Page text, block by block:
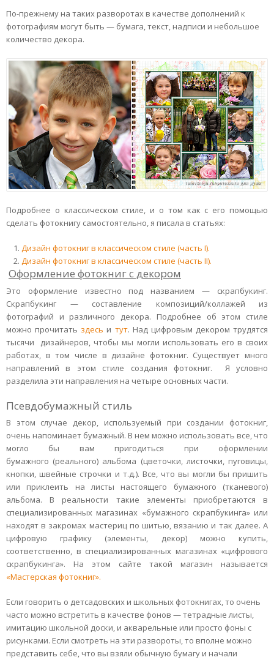
По-прежнему на таких разворотах в качестве дополнений к
фотографиям могут быть — бумага, текст, надписи и небольшое
количество декора.
Подробнее о классическом стиле, и о том как с его помощью
сделать фотокнигу самостоятельно, я писала в статьях:
Дизайн фотокниг в классическом стиле (часть I).
Дизайн фотокниг в классическом стиле (часть II).
Оформление фотокниг с декором
Это оформление известно под названием — скрапбукинг.
Скрапбукинг — составление композиций/коллажей из
фотографий и различного декора. Подробнее об этом стиле
можно прочитать здесь и тут. Над цифровым декором трудятся
тысячи дизайнеров, чтобы мы могли использовать его в своих
работах, в том числе в дизайне фотокниг. Существует много
направлений в этом стиле создания фотокниг. Я условно
разделила эти направления на четыре основных части.
Псевдобумажный стиль
В этом случае декор, используемый при создании фотокниг,
очень напоминает бумажный. В нем можно использовать все, что
могло бы вам пригодиться при оформлении
бумажного (реального) альбома (цветочки, листочки, пуговицы,
кнопки, швейные строчки и т.д.). Все, что вы могли бы пришить
или приклеить на листы настоящего бумажного (тканевого)
альбома. В реальности такие элементы приобретаются в
специализированных магазинах «бумажного скрапбукинга» или
находят в закромах мастериц по шитью, вязанию и так далее. А
цифровую графику (элементы, декор) можно купить,
соответственно, в специализированных магазинах «цифрового
скрапбукинга». На этом сайте такой магазин называется
«Мастерская фотокниг».
Если говорить о детсадовских и школьных фотокнигах, то очень
часто можно встретить в качестве фонов — тетрадные листы,
имитацию школьной доски, и акварельные или просто фоны с
рисунками. Если смотреть на эти развороты, то вполне можно
представить себе, что вы взяли обычную бумагу и начали